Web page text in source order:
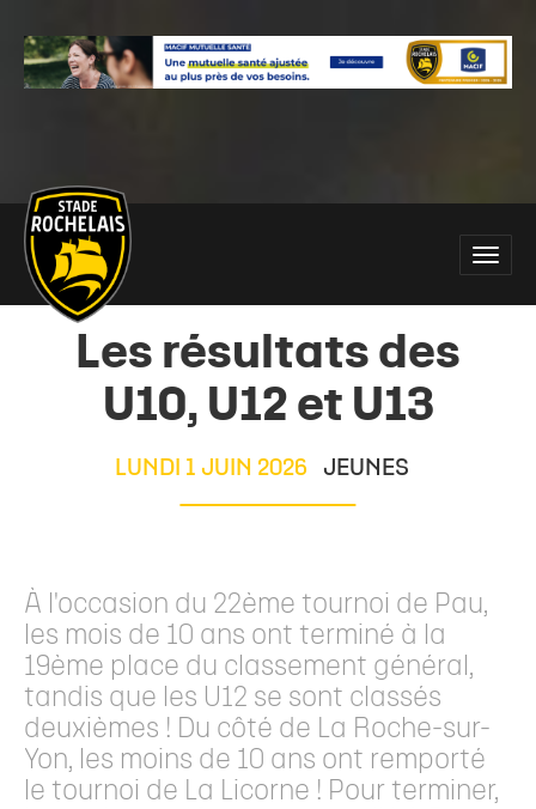
Main
site
navigation
Toggle
Les résultats des
U10, U12 et U13
LUNDI 1 JUIN 2026 JEUNES
À l'occasion du 22ème tournoi de Pau,
les mois de 10 ans ont terminé à la
19ème place du classement général,
tandis que les U12 se sont classés
deuxièmes ! Du côté de La Roche-sur-
Yon, les moins de 10 ans ont remporté
le tournoi de La Licorne ! Pour terminer,